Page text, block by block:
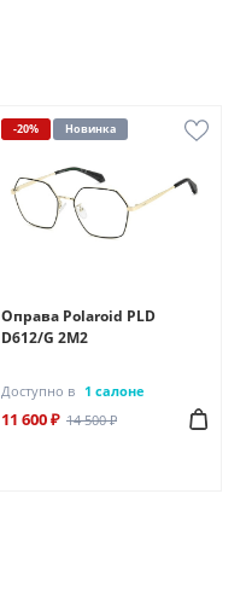
-20% Новинка
Оправа Polaroid PLD
D612/G 2M2
Доступно в 1 салоне
11 600 ₽ 14 500 ₽